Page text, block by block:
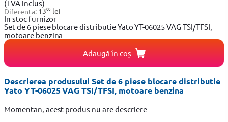
(TVA inclus)
Diferenta: 1300 lei
In stoc furnizor
Set de 6 piese blocare distributie Yato YT-06025 VAG TSI/TFSI,
motoare benzina
Adaugă în coș
Descrierea produsului Set de 6 piese blocare distributie
Yato YT-06025 VAG TSI/TFSI, motoare benzina
Momentan, acest produs nu are descriere